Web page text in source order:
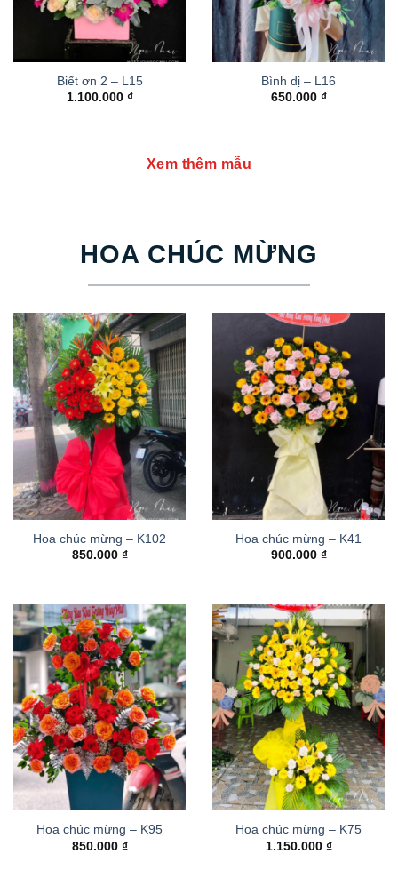
Biết ơn 2 – L15
1.100.000 ₫
Bình dị – L16
650.000 ₫
Xem thêm mẫu
HOA CHÚC MỪNG
Hoa chúc mừng – K102
850.000 ₫
Hoa chúc mừng – K41
900.000 ₫
Hoa chúc mừng – K95
850.000 ₫
Hoa chúc mừng – K75
1.150.000 ₫